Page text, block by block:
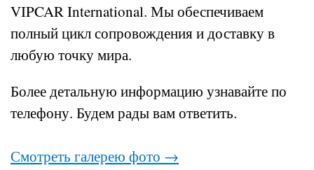
VIPCAR International. Мы обеспечиваем
полный цикл сопровождения и доставку в
любую точку мира.
Более детальную информацию узнавайте по
телефону. Будем рады вам ответить.
Смотреть галерею фото →